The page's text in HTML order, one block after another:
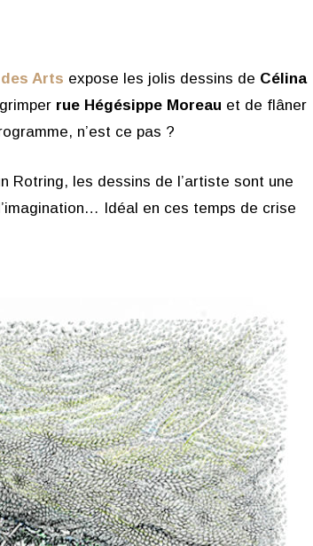
Arts expose les jolis dessins de Célina
rue Hégésippe Moreau et de flâner
n’est ce pas ?
Rotring, les dessins de l’artiste sont une
Idéal en ces temps de crise